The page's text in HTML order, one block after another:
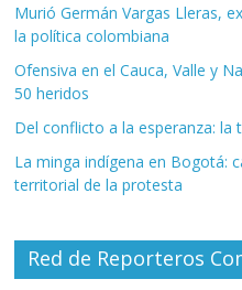
Murió Germán Vargas Lleras,
la política colombiana
Ofensiva en el Cauca, Valle y
50 heridos
Del conflicto a la esperanza: la
La minga indígena en Bogotá:
territorial de la protesta
Red de Reporteros